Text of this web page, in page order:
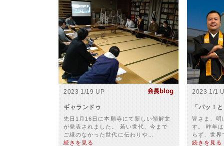
2023 1/19 UP
ギャランドゥ
先日1月16日に本願寺にて新しい領解文
が発表されました。 若い世代、今まで
ご縁のなかった世代に伝わりや…
続きを見る
2023 1/1
「パッ！
皆さま、明
す。 昨年
らず、世
続きを見る